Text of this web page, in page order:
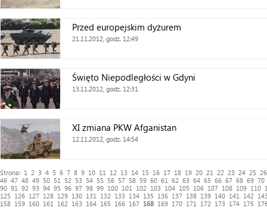
Przed europejskim dyżurem
21.11.2012, godz. 12:49
Święto Niepodległości w Gdyni
13.11.2012, godz. 12:31
XI zmiana PKW Afganistan
12.11.2012, godz. 14:54
Strona: 1 2 3 4 5 6 7 8 9 10 11 12 13 14 15 16 17 18 19 20 21 22 23 24 25
26
46 47 48 49 50 51 52 53 54 55 56 57 58 59 60 61 62 63 64 65 66 67 68 69 70
90 91 92 93 94 95 96 97 98 99 100 101 102 103 104 105 106 107 108 109 110
125
126 127 128 129 130 131 132 133 134 135 136 137 138 139 140 141 142
158 159 160 161 162 163 164 165 166 167 168 169 170 171 172 173 174 175